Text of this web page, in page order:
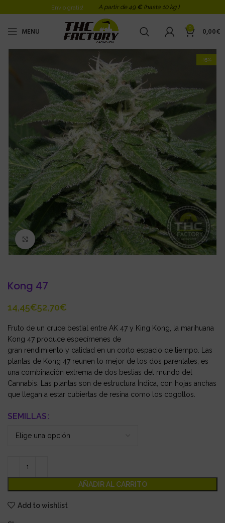
Envio gratis! A partir de 49 € (hasta 10 kg )
MENU 0 0,00€
-15%
Click to enlarge
Kong 47
€ €
Fruto de un cruce bestial entre AK 47 y King Kong, la marihuana
Kong 47 produce especímenes de
gran rendimiento y calidad en un corto espacio de tiempo. Las
plantas de Kong 47 reunen lo mejor de los dos parentales, es
una combinación extrema de dos bestias del mundo del
Cannabis. Las plantas son de estructura Índica, con hojas anchas
que llegan a estar cubiertas de resina como los cogollos.
SEMILLAS
AÑADIR AL CARRITO
Add to wishlist